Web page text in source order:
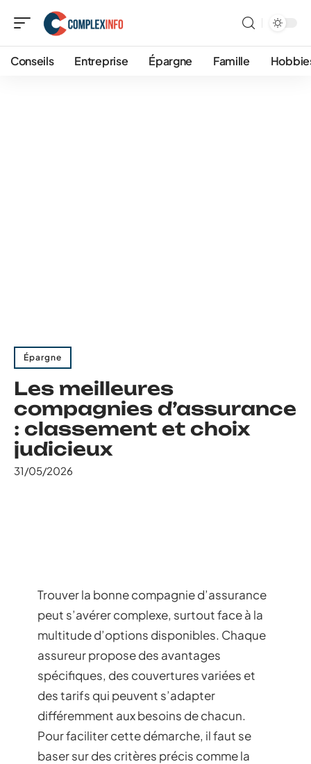
Conseils Entreprise Épargne Famille
Épargne
Les meilleures
compagnies d’assurance
: classement et choix
judicieux
31/05/2026
Trouver la bonne compagnie d’assurance
peut s’avérer complexe, surtout face à la
multitude d’options disponibles. Chaque
assureur propose des avantages
spécifiques, des couvertures variées et
des tarifs qui peuvent s’adapter
différemment aux besoins de chacun.
Pour faciliter cette démarche, il faut se
baser sur des critères précis comme la